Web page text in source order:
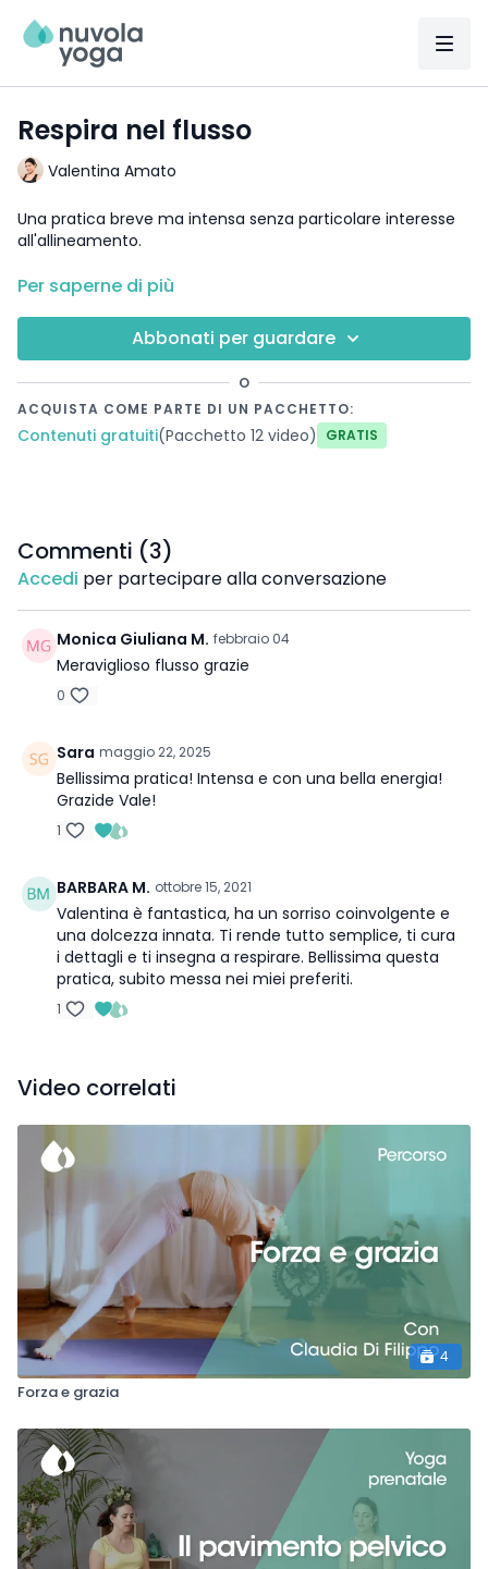
Respira nel flusso
Valentina Amato
Una pratica breve ma intensa senza particolare interesse
all'allineamento.
DETTAGLI:
: 30 min.
: -
Per saperne di più
Abbonati per guardare
O
ACQUISTA COME PARTE DI UN PACCHETTO:
Contenuti gratuiti(Pacchetto 12 video) Gratis
Commenti (3)
Accedi per partecipare alla conversazione
Monica Giuliana M. febbraio 04
Meraviglioso flusso grazie
0
Sara maggio 22, 2025
Bellissima pratica! Intensa e con una bella energia!
Grazide Vale!
1
BARBARA M. ottobre 15, 2021
Valentina è fantastica, ha un sorriso coinvolgente e
una dolcezza innata. Ti rende tutto semplice, ti cura
i dettagli e ti insegna a respirare. Bellissima questa
pratica, subito messa nei miei preferiti.
1
Video correlati
4
Forza e grazia